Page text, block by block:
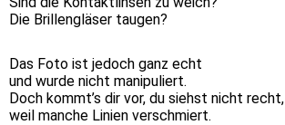
Die Brillengläser taugen?
Das Foto ist jedoch ganz echt
und wurde nicht manipuliert.
Doch kommt’s dir vor, du siehst nicht recht,
weil manche Linien verschmiert.